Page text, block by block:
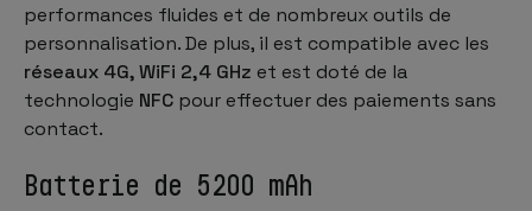
performances fluides et de nombreux outils de
personnalisation. De plus, il est compatible avec les
réseaux 4G, WiFi 2,4 GHz et est doté de la
technologie NFC pour effectuer des paiements sans
contact.
Batterie de 5200 mAh